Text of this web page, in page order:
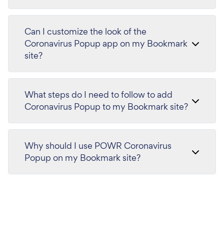
Can I customize the look of the
Coronavirus Popup app on my Bookmark
site?
What steps do I need to follow to add
Coronavirus Popup to my Bookmark site?
Why should I use POWR Coronavirus
Popup on my Bookmark site?